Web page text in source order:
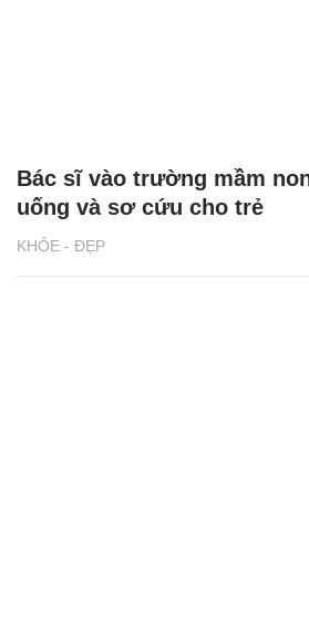
KHỎE - ĐẸP
Bác sĩ vào trường mầm
uống và sơ cứu cho trẻ